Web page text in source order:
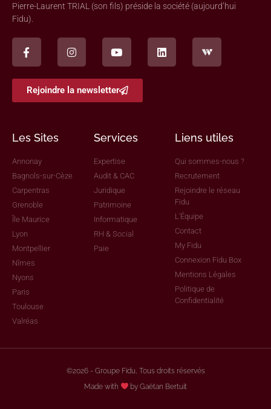
Pierre-Laurent TRIAL (son fils) préside la société (aujourd’hui
Fidu).
Rejoindre la newsletter
Les Sites
Annonay
Bagnols-sur-Cèze
Carpentras
Grenoble
Île Maurice
Lyon
Montpellier
Nîmes
Nyons
Paris
Toulouse
Valréas
Services
Expertise
Audit & CAC
Juridique
Patrimoine
Informatique
RH & Social
Paie
Liens utiles
Qui sommes-nous ?
Recrutement
Rejoindre le réseau
Fidu
L'Équipe
Contact
My Fidu
Connexion Fidu Box
Mentions Légales
Politique de
Confidentialité
©2026 - Groupe Fidu, Tous droits réservés
Made with
by Gaëtan Bertuit